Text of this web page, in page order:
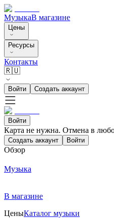
МузыкаВ магазине
Цены
Ресурсы
Контакты
🇷🇺
Войти Создать аккаунт
Войти
Карта не нужна. Отмена в
Создать аккаунт Войти
Обзор
Музыка
В магазине
ЦеныКаталог музыки